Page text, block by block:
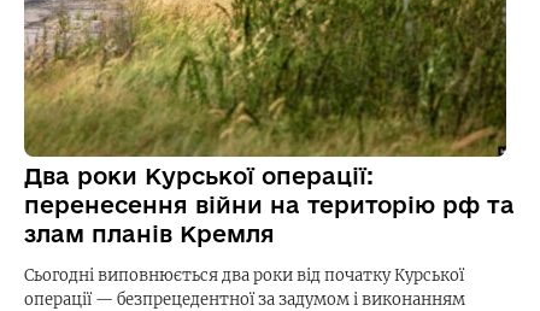
Два роки Курської операції:
перенесення війни на територію рф та
злам планів Кремля
Сьогодні виповнюється два роки від початку Курської
операції — безпрецедентної за задумом і виконанням